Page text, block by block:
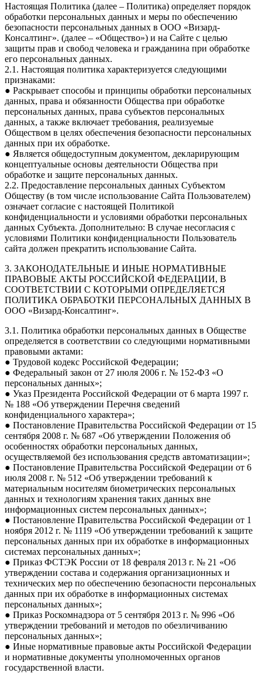
Настоящая Политика (далее – Политика) определяет порядок
обработки персональных данных и меры по обеспечению
безопасности персональных данных в ООО «Визард-
Консалтинг». (далее – «Общество») и на Сайте с целью
защиты прав и свобод человека и гражданина при обработке
его персональных данных.
2.1. Настоящая политика характеризуется следующими
признаками:
● Раскрывает способы и принципы обработки персональных
данных, права и обязанности Общества при обработке
персональных данных, права субъектов персональных
данных, а также включает требования, реализуемые
Обществом в целях обеспечения безопасности персональных
данных при их обработке.
● Является общедоступным документом, декларирующим
концептуальные основы деятельности Общества при
обработке и защите персональных данных.
2.2. Предоставление персональных данных Субъектом
Обществу (в том числе использование Сайта Пользователем)
означает согласие с настоящей Политикой
конфиденциальности и условиями обработки персональных
данных Субъекта. Дополнительно: В случае несогласия с
условиями Политики конфиденциальности Пользователь
сайта должен прекратить использование Сайта.
3. ЗАКОНОДАТЕЛЬНЫЕ И ИНЫЕ НОРМАТИВНЫЕ
ПРАВОВЫЕ АКТЫ РОССИЙСКОЙ ФЕДЕРАЦИИ, В
СООТВЕТСТВИИ С КОТОРЫМИ ОПРЕДЕЛЯЕТСЯ
ПОЛИТИКА ОБРАБОТКИ ПЕРСОНАЛЬНЫХ ДАННЫХ В
ООО «Визард-Консалтинг».
3.1. Политика обработки персональных данных в Обществе
определяется в соответствии со следующими нормативными
правовыми актами:
● Трудовой кодекс Российской Федерации;
● Федеральный закон от 27 июля 2006 г. № 152-ФЗ «О
персональных данных»;
● Указ Президента Российской Федерации от 6 марта 1997 г.
№ 188 «Об утверждении Перечня сведений
конфиденциального характера»;
● Постановление Правительства Российской Федерации от 15
сентября 2008 г. № 687 «Об утверждении Положения об
особенностях обработки персональных данных,
осуществляемой без использования средств автоматизации»;
● Постановление Правительства Российской Федерации от 6
июля 2008 г. № 512 «Об утверждении требований к
материальным носителям биометрических персональных
данных и технологиям хранения таких данных вне
информационных систем персональных данных»;
● Постановление Правительства Российской Федерации от 1
ноября 2012 г. № 1119 «Об утверждении требований к защите
персональных данных при их обработке в информационных
системах персональных данных»;
● Приказ ФСТЭК России от 18 февраля 2013 г. № 21 «Об
утверждении состава и содержания организационных и
технических мер по обеспечению безопасности персональных
данных при их обработке в информационных системах
персональных данных»;
● Приказ Роскомнадзора от 5 сентября 2013 г. № 996 «Об
утверждении требований и методов по обезличиванию
персональных данных»;
● Иные нормативные правовые акты Российской Федерации
и нормативные документы уполномоченных органов
государственной власти.